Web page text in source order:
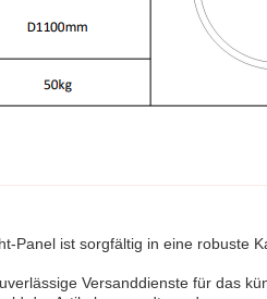
Panel ist sorgfältig in eine robuste
Versanddienste für das